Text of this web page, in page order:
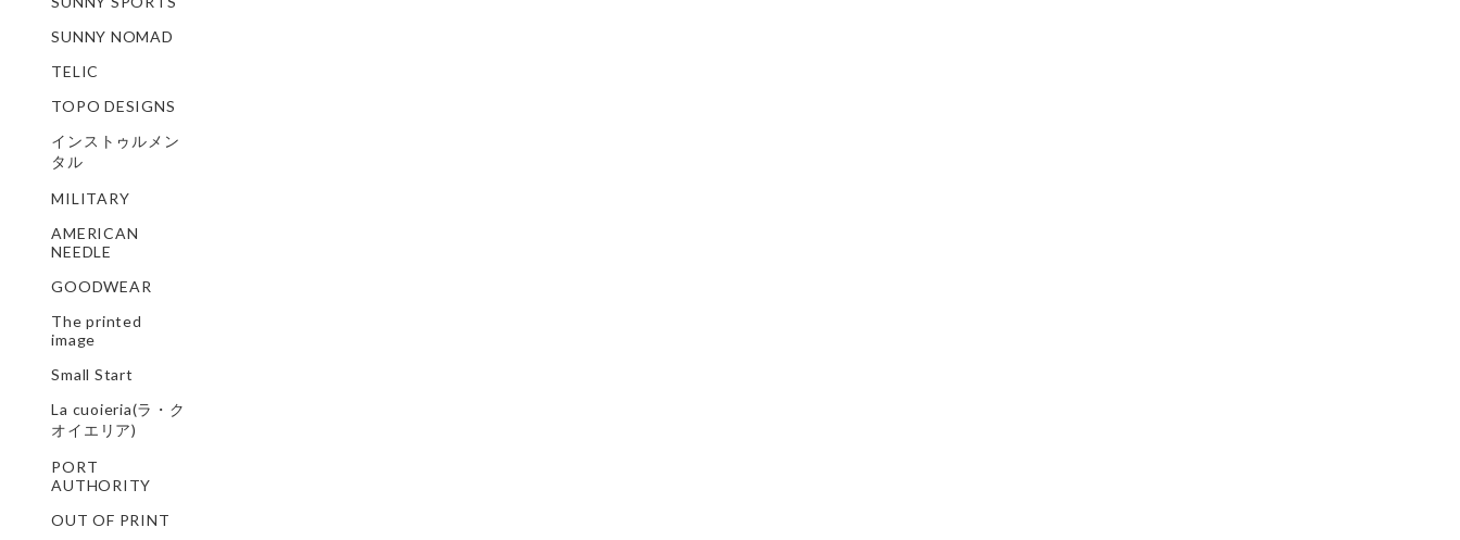
SUNNY NOMAD
TELIC
TOPO DESIGNS
インストゥルメン
タル
MILITARY
AMERICAN
NEEDLE
GOODWEAR
The printed
image
Small Start
La cuoieria(ラ・ク
オイエリア)
PORT
AUTHORITY
OUT OF PRINT